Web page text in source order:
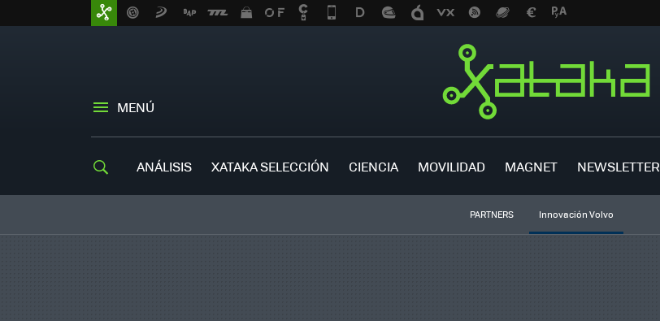
MENÚ
ANÁLISIS XATAKA SELECCIÓN CIENCIA MOVILIDAD MAGNET NEWSLETTER
PARTNERS Innovación Volvo